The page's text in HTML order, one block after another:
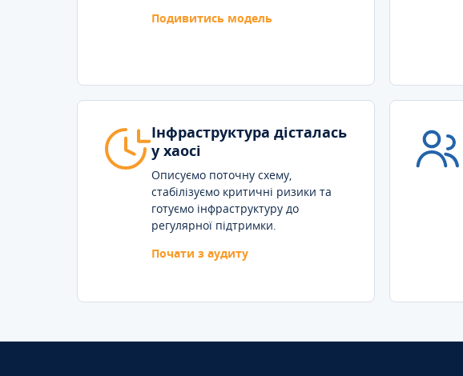
Подивитись модель
Інфраструктура дісталась
у хаосі
Описуємо поточну схему,
стабілізуємо критичні ризики та
готуємо інфраструктуру до
регулярної підтримки.
Почати з аудиту